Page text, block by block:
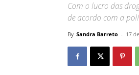
Com o lucro das
de acordo com a
By Sandra Barreto - 17